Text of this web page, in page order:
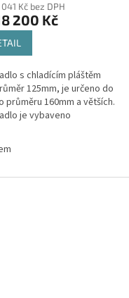
041 Kč bez DPH
200 Kč
s chladícím pláštěm
125mm, je určeno do
průměru 160mm a větších.
je vybaveno
30m, 40m, 50m